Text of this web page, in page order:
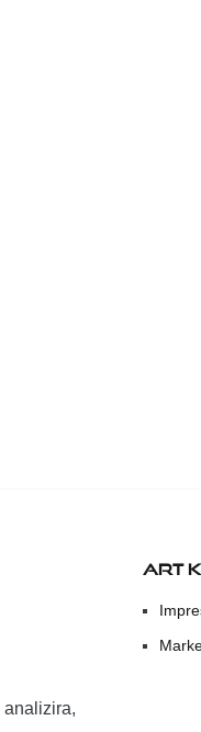
analizira,
ART